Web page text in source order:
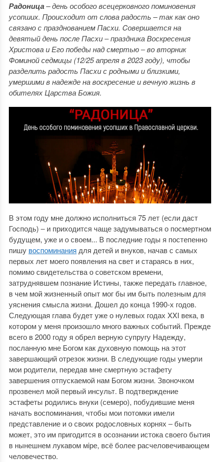
Радоница– день особого всецерковного поминовения
усопших. Происходит от слова радость – так как оно
связано с празднованием Пасхи. Cовершается на
девятый день после Пасхи ‒ праздника Воскресения
Христова и Его победы над смертью ‒ во вторник
Фоминой седмицы (12/25 апреля в 2023 году), чтобы
разделить радость Пасхи с родными и близкими,
умершими в надежде на воскресение и вечную жизнь в
обителях Царства Божия.
В этом году мне должно исполниться 75 лет (если даст
Господь) ‒ и приходится чаще задумываться о посмертном
будущем, уже и о своем... В последние годы я постепенно
пишу воспоминания для детей и внуков, начав с самых
первых лет моего появления на свет и стараясь в них,
помимо свидетельства о советском времени,
затруднявшем познание Истины, также передать главное,
в чем мой жизненный опыт мог бы им быть полезным для
уяснения смысла жизни. Дошел до конца 1990-х годов.
Следующая глава будет уже о нулевых годах XXI века, в
котором у меня произошло много важных событий. Прежде
всего в 2000 году я обрел верную супругу Надежду,
посланную мне Богом как духовную помощь на этот
завершающий отрезок жизни. В следующие годы умерли
мои родители, передав мне смертную эстафету
завершения отпускаемой нам Богом жизни. Звоночком
прозвенел мой первый инсульт. В подтверждение
эстафеты родились внуки (семеро), побудившие меня
начать воспоминания, чтобы мои потомки имели
представление и о своих родословных корнях ‒ быть
может, это им пригодится в осознании истока своего бытия
в нынешнем лукавом мiре, всё более расчеловечивающем
человечество.